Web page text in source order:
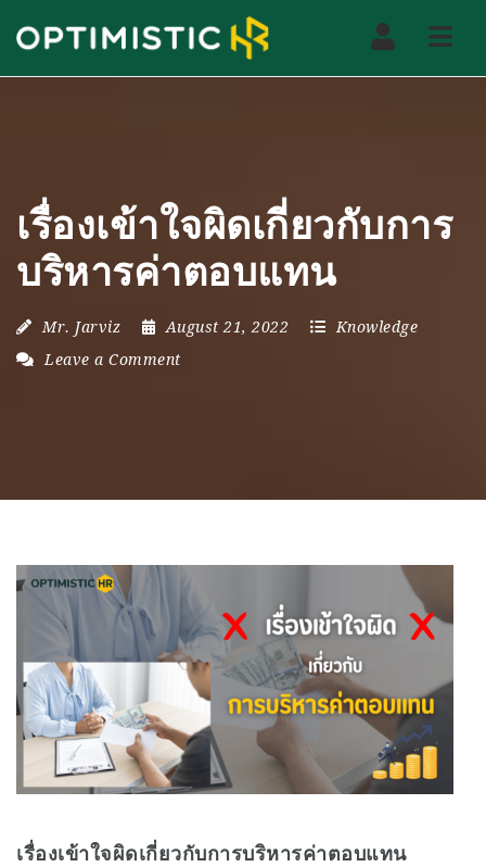
เรื่องเข้าใจผิดเกี่ยวกับการ
บริหารค่าตอบแทน
Mr. Jarviz August 21, 2022
Knowledge
Leave a Comment
เรื่องเข้าใจผิดเกี่ยวกับการบริหารค่าตอบแทน